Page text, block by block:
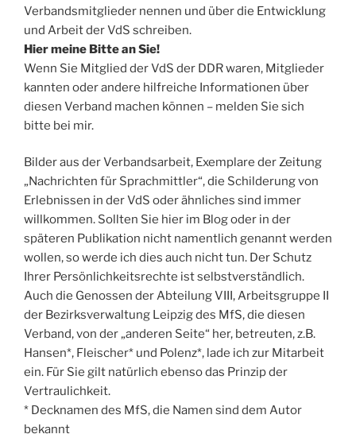
Verbandsmitglieder nennen und über die Entwicklung
und Arbeit der VdS schreiben.
Hier meine Bitte an Sie!
Wenn Sie Mitglied der VdS der DDR waren, Mitglieder
kannten oder andere hilfreiche Informationen über
diesen Verband machen können – melden Sie sich
bitte bei mir.
Bilder aus der Verbandsarbeit, Exemplare der Zeitung
„Nachrichten für Sprachmittler“, die Schilderung von
Erlebnissen in der VdS oder ähnliches sind immer
willkommen. Sollten Sie hier im Blog oder in der
späteren Publikation nicht namentlich genannt werden
wollen, so werde ich dies auch nicht tun. Der Schutz
Ihrer Persönlichkeitsrechte ist selbstverständlich.
Auch die Genossen der Abteilung VIII, Arbeitsgruppe II
der Bezirksverwaltung Leipzig des MfS, die diesen
Verband, von der „anderen Seite“ her, betreuten, z.B.
Hansen*, Fleischer* und Polenz*, lade ich zur Mitarbeit
ein. Für Sie gilt natürlich ebenso das Prinzip der
Vertraulichkeit.
* Decknamen des MfS, die Namen sind dem Autor
bekannt